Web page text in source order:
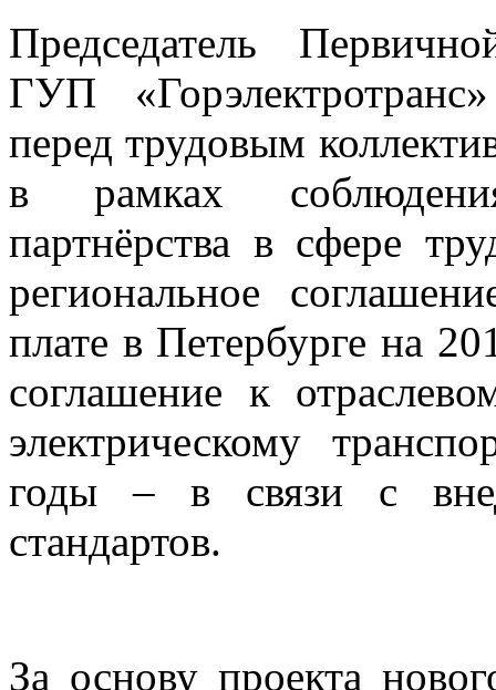
Председатель
ГУП
перед трудовым
в рамках
партнёрства в сфере
региональное
плате в Петербурге на
соглашение к
электрическому
годы – в связи с
стандартов.
За основу проекта